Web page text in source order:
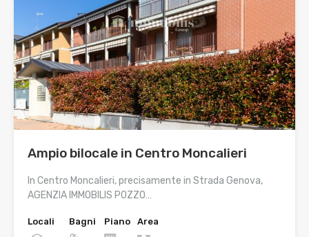
Ampio bilocale in Centro Moncalieri
In Centro Moncalieri, precisamente in Strada Genova,
AGENZIA IMMOBILIS POZZO…
Locali Bagni Piano Area